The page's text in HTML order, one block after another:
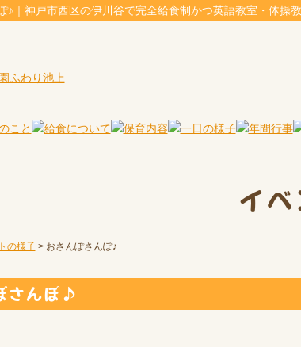
♪｜神戸市西区の伊川谷で完全給食制かつ英語教室・体操
イ
の様子> おさんぽさんぽ♪
さんぽ♪